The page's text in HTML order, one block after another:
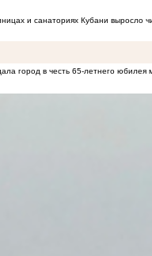
и санаториях Кубани выросло
город в честь 65-летнего юбилея